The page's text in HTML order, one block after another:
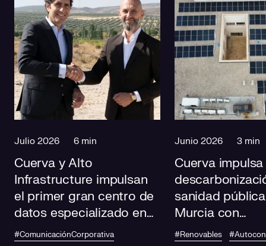
Julio 2026 6 min
Cuerva y Alto
Infrastructure impulsan
el primer gran centro de
datos especializado en
IA de Andalucía
#ComunicaciónCorporativa
Junio 2026 3 min
Cuerva
sanidad
Murcia con
autoconsumo
#Renovables